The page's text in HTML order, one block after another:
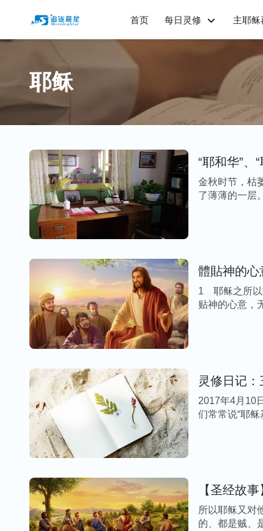
首页 每日灵修 主耶稣
耶稣
“耶和华”、
金秋时节，枯
了薄薄的一层
體貼神的心
1 耶稣之所以
贴神的心意，
灵修日记：
2017年4月10日 晴 这些年我虽然常常读经，但却有许多
们常常说“耶稣
【圣经故
所以耶稣又对
的、都是贼、